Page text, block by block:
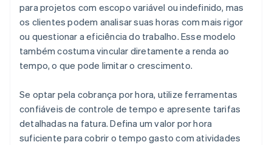
para projetos com escopo variável ou indefinido, mas
os clientes podem analisar suas horas com mais rigor
ou questionar a eficiência do trabalho. Esse modelo
também costuma vincular diretamente a renda ao
tempo, o que pode limitar o crescimento.
Se optar pela cobrança por hora, utilize ferramentas
confiáveis de controle de tempo e apresente tarifas
detalhadas na fatura. Defina um valor por hora
suficiente para cobrir o tempo gasto com atividades